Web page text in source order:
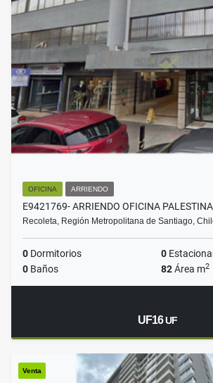
OFICINA ARRIENDO
E9421769- ARRIENDO OFICINA
Recoleta, Región Metropolitana de Santiago,
0 Dormitorios 0
0 Baños 82Área m2
UF16UF
Venta